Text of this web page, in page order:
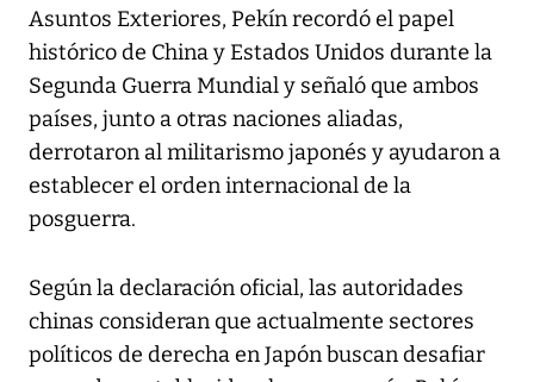
Asuntos Exteriores, Pekín recordó el papel
histórico de China y Estados Unidos durante la
Segunda Guerra Mundial y señaló que ambos
países, junto a otras naciones aliadas,
derrotaron al militarismo japonés y ayudaron a
establecer el orden internacional de la
posguerra.
Según la declaración oficial, las autoridades
chinas consideran que actualmente sectores
políticos de derecha en Japón buscan desafiar